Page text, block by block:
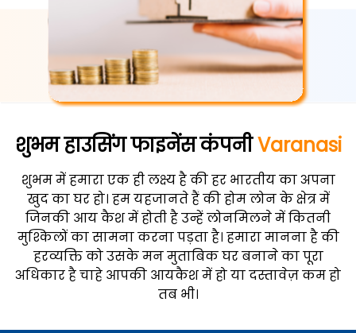
शुभम हाउसिंग फाइनेंस कंपनीVaranasi
शुभम में हमारा एक ही लक्ष्य है की हर भारतीय का अपना
खुद का घर हो। हम यहजानते हैं की होम लोन के क्षेत्र में
जिनकी आय कैश में होती है उन्हें लोनमिलने में कितनी
मुश्किलों का सामना करना पड़ता है। हमारा मानना है की
हरव्यक्ति को उसके मन मुताबिक घर बनाने का पूरा
अधिकार है चाहे आपकी आयकैश में हो या दस्तावेज़ कम हो
तब भी।